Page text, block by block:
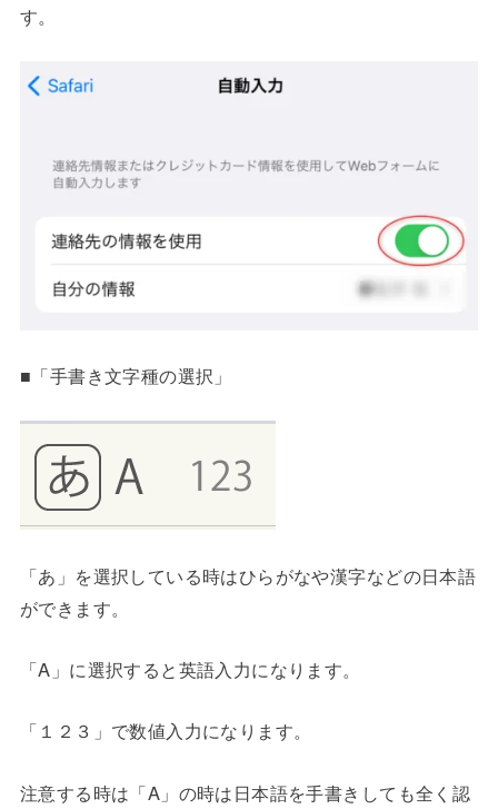
す。
■「手書き文字種の選択」
「あ」を選択している時はひらがなや漢字などの日本語
ができます。
「A」に選択すると英語入力になります。
「１２３」で数値入力になります。
注意する時は「A」の時は日本語を手書きしても全く認